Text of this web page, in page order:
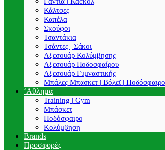
Κάλτσες
Καπέλα
Σκούφοι
Τσαντάκια
Τσάντες | Σάκοι
Αξεσουάρ Κολύμβησης
Αξεσουάρ Ποδοσφαίρου
Αξεσουάρ Γυμναστικής
Μπάλες Μπασκετ | Βόλεϊ | Ποδόσφαιρο
‘Αθλημα
Training | Gym
Μπάσκετ
Ποδόσφαιρο
Κολύμβηση
Brands
Προσφορές